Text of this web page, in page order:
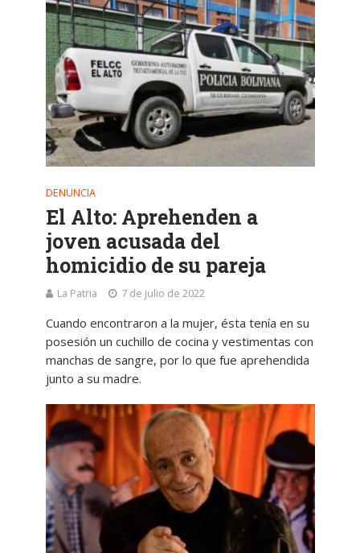
DENUNCIA
El Alto: Aprehenden a
joven acusada del
homicidio de su pareja
La Patria 7 de julio de 2022
Cuando encontraron a la mujer, ésta tenía en su
posesión un cuchillo de cocina y vestimentas con
manchas de sangre, por lo que fue aprehendida
junto a su madre.